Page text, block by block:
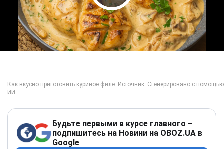
Play Video
Будьте первыми в курсе главного –
подпишитесь на Новини на OBOZ.UA в
Google